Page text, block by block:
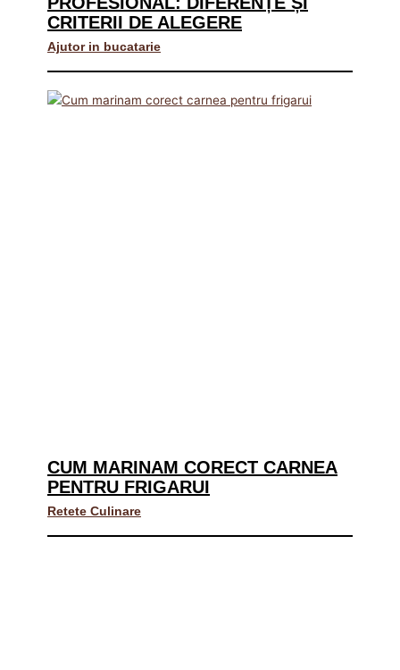
CRITERII DE ALEGERE
Ajutor in bucatarie
CUM MARINAM CORECT CARNEA
PENTRU FRIGARUI
Retete Culinare